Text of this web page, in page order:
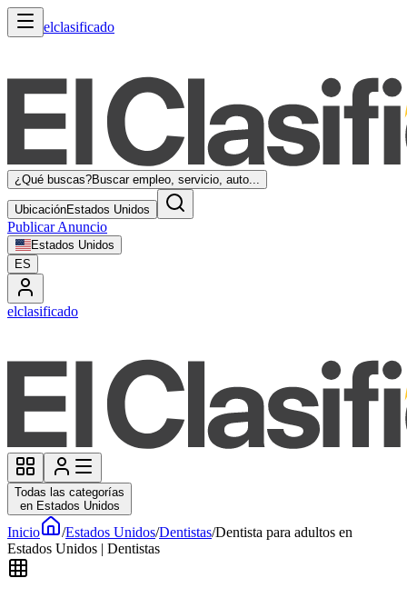
elclasificado
¿Qué buscas?Buscar empleo, servicio, auto...
UbicaciónEstados Unidos
Publicar Anuncio
Estados Unidos
ES
elclasificado
Todas las categorías
en Estados Unidos
Inicio /Estados Unidos/Dentistas/Dentista para adultos en
Estados Unidos | Dentistas